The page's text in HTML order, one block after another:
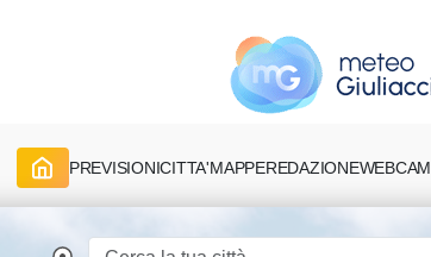
PREVISIONICITTA'MAPPEREDAZIONEWEBCAM